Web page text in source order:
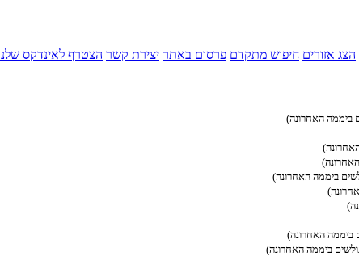
הצג אזורים חיפוש מתקדם פרסום באתר יצירת קשר הצטרף לאינדקס